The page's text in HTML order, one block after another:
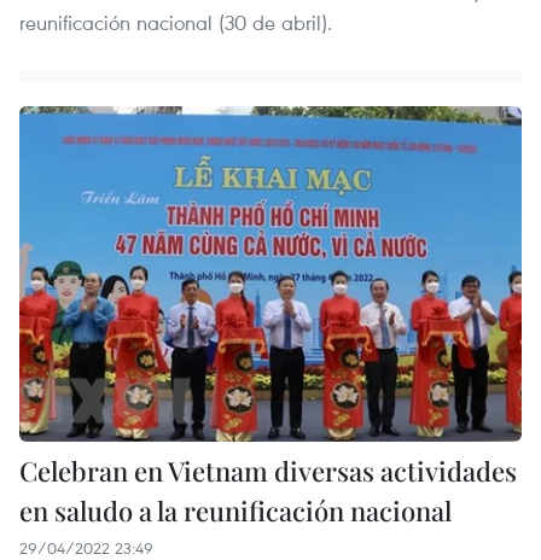
reunificación nacional (30 de abril).
Celebran en Vietnam diversas actividades
en saludo a la reunificación nacional
29/04/2022 23:49